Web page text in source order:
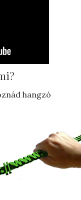
hangzó